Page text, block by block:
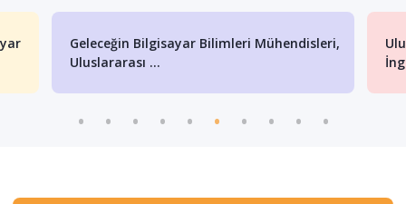
Geleceğin Bilgisayar Bilimleri Mühendisleri,
Uluslararası ...